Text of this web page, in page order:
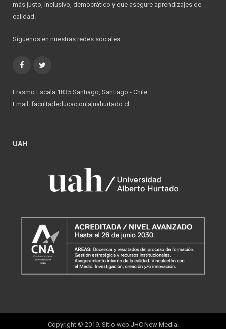
más justo, inclusivo, democrático y que asegure aprendizajes de
calidad.
Síguenos en nuestras redes sociales:
Facebook
Erasmo Escala 1835 Santiago, Santiago - Chile
Email: facultadeducacion[a]uahurtado.cl
UAH
Copyright © 2019. Sitio web JHC New Media